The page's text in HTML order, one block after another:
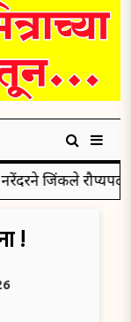
जिंकले रौप्यपदक
!